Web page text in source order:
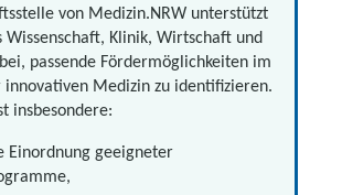
von Medizin.NRW unterstützt
Wissenschaft, Klinik, Wirtschaft und
passende Fördermöglichkeiten im
innovativen Medizin zu identifizieren.
insbesondere:
Einordnung geeigneter